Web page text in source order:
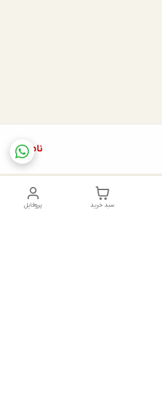
ناموجود
پروفایل سبد خرید